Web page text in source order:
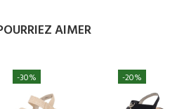
AIMER
-30% -20%